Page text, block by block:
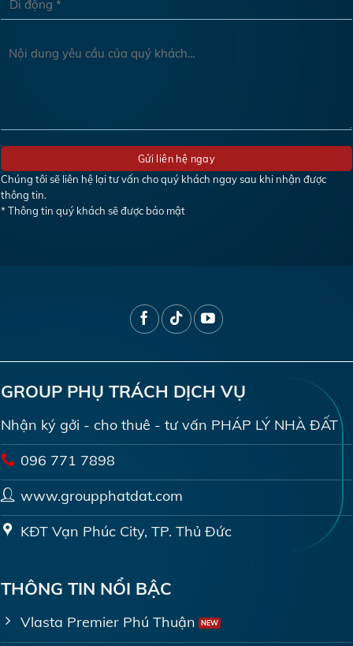
Chúng tôi sẽ liên hệ lại tư vấn cho quý khách ngay sau khi nhận được
thông tin.
* Thông tin quý khách sẽ được bảo mật
GROUP PHỤ TRÁCH DỊCH VỤ
Nhận ký gởi - cho thuê - tư vấn PHÁP LÝ NHÀ ĐẤT
096 771 7898
www.groupphatdat.com
KĐT Vạn Phúc City, TP. Thủ Đức
THÔNG TIN NỔI BẬC
Vlasta Premier Phú Thuận